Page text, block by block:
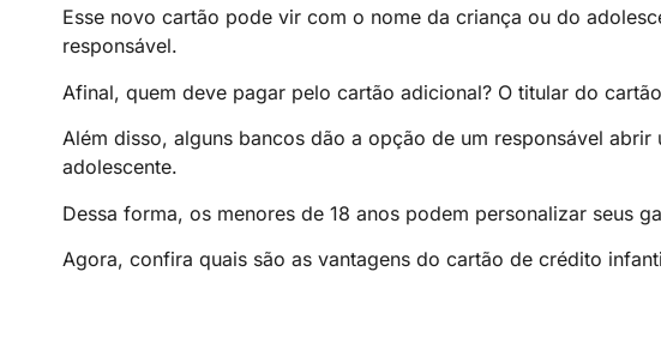
Esse novo cartão pode vir com o nome da criança ou do
responsável.
Afinal, quem deve pagar pelo cartão adicional? O titular do
Além disso, alguns bancos dão a opção de um responsável
adolescente.
Dessa forma, os menores de 18 anos podem personalizar seus
Agora, confira quais são as vantagens do cartão de crédito